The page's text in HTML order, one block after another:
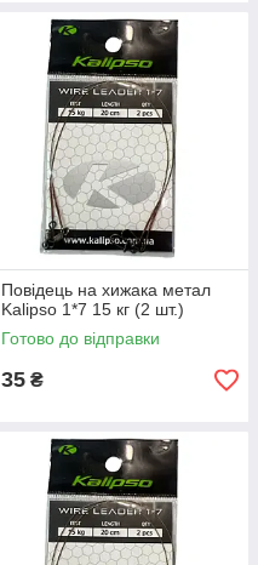
Повідець на хижака метал
Kalipso 1*7 15 кг (2 шт.)
Готово до відправки
35 ₴